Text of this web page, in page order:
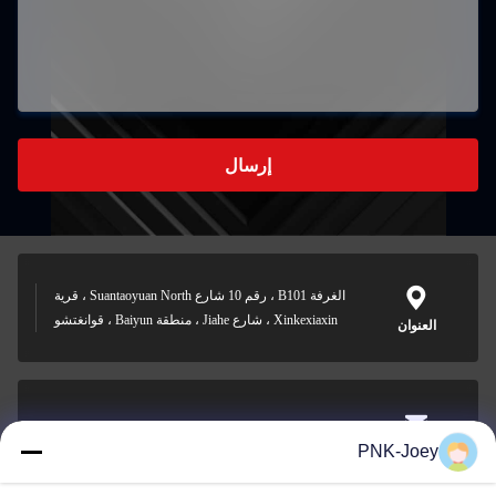
إرسال
العنوان
الغرفة B101 ، رقم 10 شارع Suantaoyuan North ، قرية
Xinkexiaxin ، شارع Jiahe ، منطقة Baiyun ، قوانغتشو
البريد
xianzhihao@gzxingchao.infoPNK-Joey